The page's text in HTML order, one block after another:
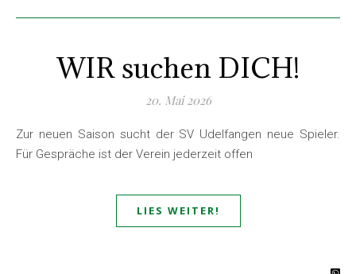
WIR suchen DICH!
20. Mai 2026
Zur neuen Saison sucht der SV Udelfangen neue Spieler.
Für Gespräche ist der Verein jederzeit offen
LIES WEITER!